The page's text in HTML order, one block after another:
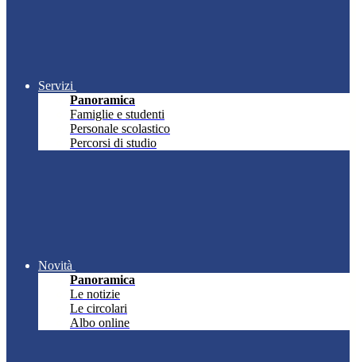
Servizi
Panoramica
Famiglie e studenti
Personale scolastico
Percorsi di studio
Novità
Panoramica
Le notizie
Le circolari
Albo online